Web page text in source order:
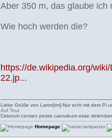
Aber 350 m, das glaube ich
Wie hoch werden die?
https://de.wikipedia.org/
22.jp...
Liebe Grüße von Lamл[tm]-Nur echt mit dem Pi
Auf Tour
Ceterum censeo pestis caeruleum esse
Homepage